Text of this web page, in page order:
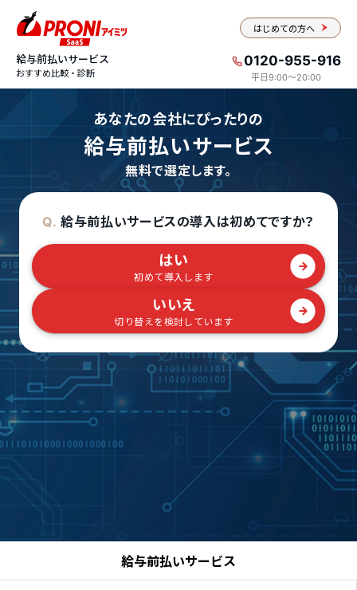
はじめての方へ
給与前払いサービス
おすすめ比較・診断
0120-955-916
平日9:00〜20:00
あなたの会社にぴったりの
給与前払いサービス
無料で選定します。
Q. 給与前払いサービスの導入は初めてですか？
はい
初めて導入します
いいえ
切り替えを検討しています
給与前払いサービス